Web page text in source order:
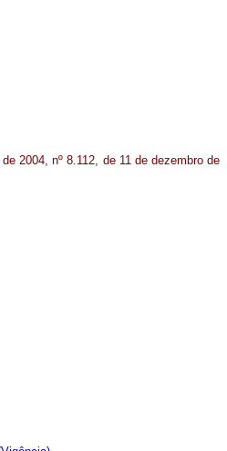
2004, nº 8.112, de 11 de dezembro de